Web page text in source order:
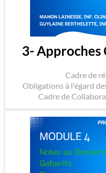
3-
Cadre de
Obligations à l'égard
Cadre de